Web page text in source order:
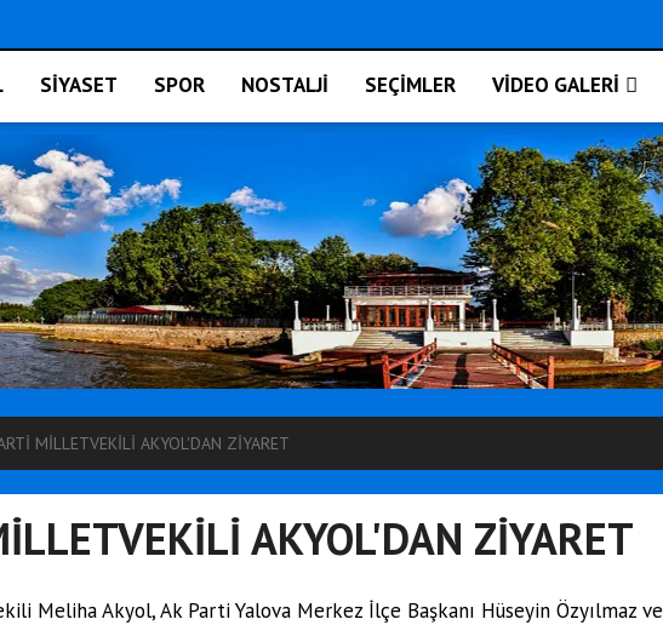
SİYASET SPOR NOSTALJİ SEÇİMLER VİDEO GALERİ
MİLLETVEKİLİ AKYOL'DAN ZİYARET
AKYOL'DAN ZİYARET
Meliha Akyol, Ak Parti Yalova Merkez İlçe Başkanı Hüseyin Özyılmaz ve